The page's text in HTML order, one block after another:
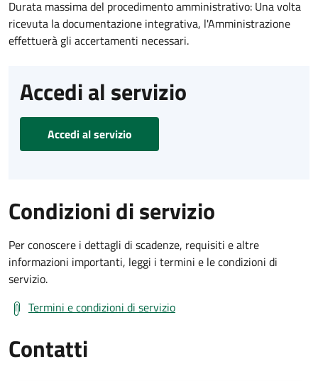
Durata massima del procedimento amministrativo: Una volta
ricevuta la documentazione integrativa, l'Amministrazione
effettuerà gli accertamenti necessari.
Accedi al servizio
Accedi al servizio
Condizioni di servizio
Per conoscere i dettagli di scadenze, requisiti e altre
informazioni importanti, leggi i termini e le condizioni di
servizio.
Termini e condizioni di servizio
Contatti